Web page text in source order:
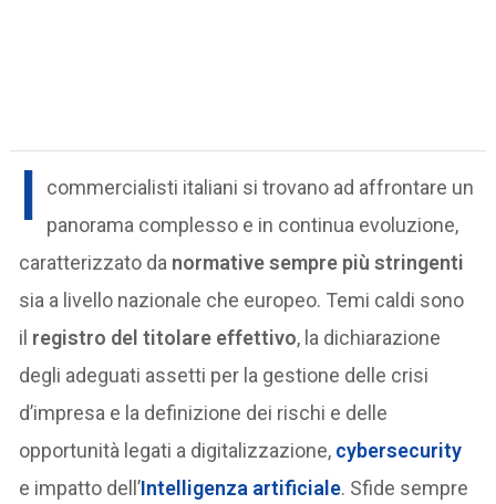
I
commercialisti italiani si trovano ad affrontare un
panorama complesso e in continua evoluzione,
caratterizzato da normative sempre più stringenti
sia a livello nazionale che europeo. Temi caldi sono
il registro del titolare effettivo, la dichiarazione
degli adeguati assetti per la gestione delle crisi
d’impresa e la definizione dei rischi e delle
opportunità legati a digitalizzazione, cybersecurity
e impatto dell’Intelligenza artificiale. Sfide sempre